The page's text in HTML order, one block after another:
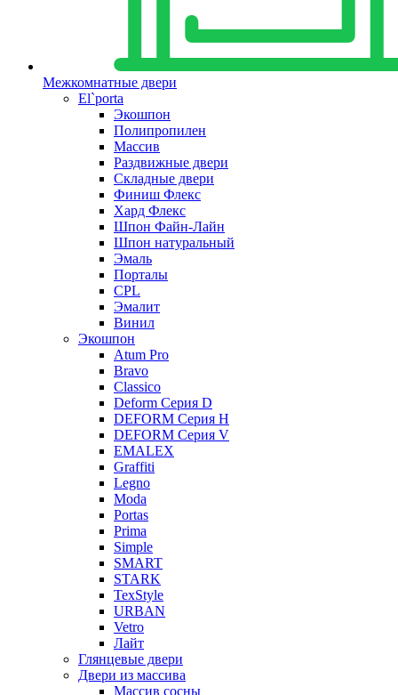
Межкомнатные двери
El`porta
Экошпон
Полипропилен
Массив
Раздвижные двери
Складные двери
Финиш Флекс
Хард Флекс
Шпон Файн-Лайн
Шпон натуральный
Эмаль
Порталы
CPL
Эмалит
Винил
Экошпон
Atum Pro
Bravo
Classico
Deform Серия D
DEFORM Серия H
DEFORM Серия V
EMALEX
Graffiti
Legno
Moda
Portas
Prima
Simple
SMART
STARK
TexStyle
URBAN
Vetro
Лайт
Глянцевые двери
Двери из массива
Массив сосны